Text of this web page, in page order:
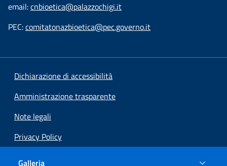
Galleria
email:cnbioetica@palazzochigi.it
PEC:comitatonazbioetica@pec.governo.it
Dichiarazione di accessibilità
Amministrazione trasparente
Note legali
Privacy Policy
Preferenze cookie